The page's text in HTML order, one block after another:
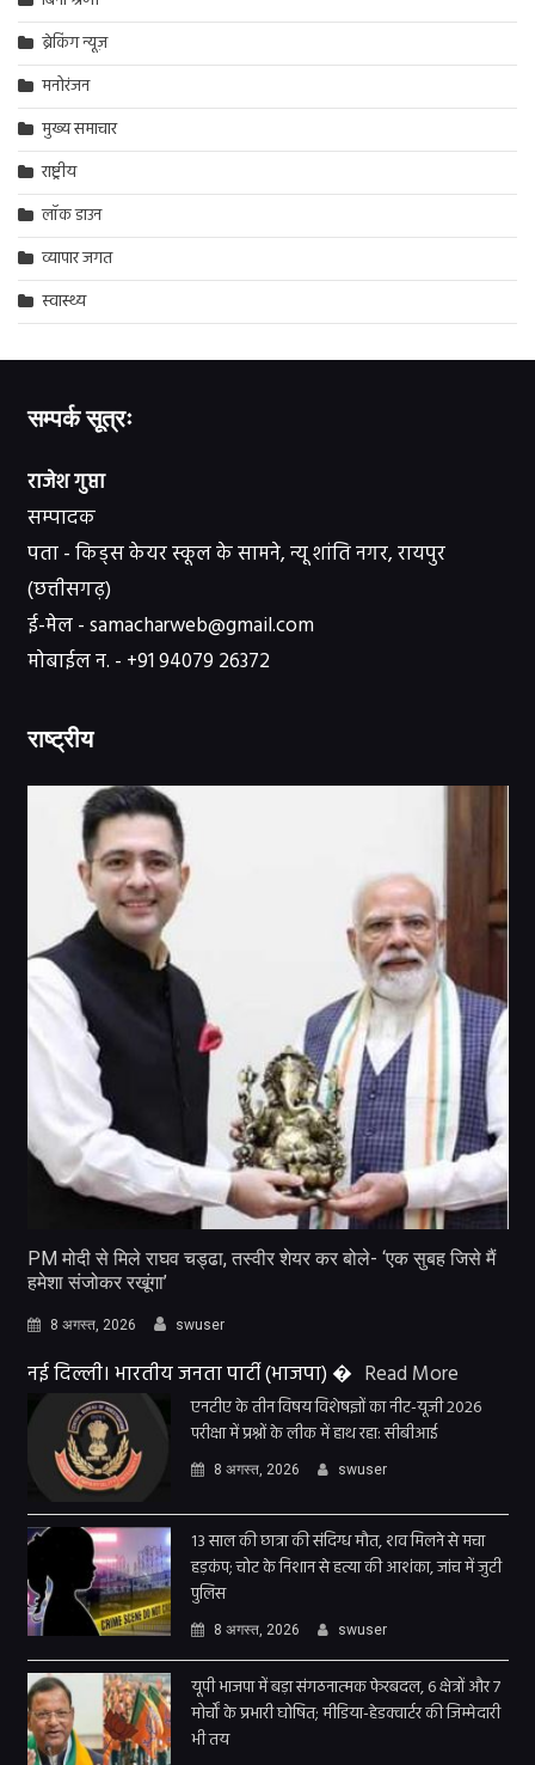
ब्रेकिंग न्यूज़
मनोरंजन
मुख्य समाचार
राष्ट्रीय
लॉक डाउन
व्यापार जगत
स्वास्थ्य
सम्पर्क सूत्रः
राजेश गुप्ता
सम्पादक
पता - किड्स केयर स्कूल के सामने, न्यू शांति नगर, रायपुर
(छत्तीसगढ़)
ई-मेल - samacharweb@gmail.com
मोबाईल न. - +91 94079 26372
राष्ट्रीय
PM मोदी से मिले राघव चड्ढा, तस्वीर शेयर कर बोले- ‘एक सुबह जिसे मैं
हमेशा संजोकर रखूंगा’
8 अगस्त, 2026 swuser
नई दिल्ली। भारतीय जनता पार्टी (भाजपा) � Read More
एनटीए के तीन विषय विशेषज्ञों का नीट-यूजी 2026
परीक्षा में प्रश्नों के लीक में हाथ रहा: सीबीआई
8 अगस्त, 2026 swuser
13 साल की छात्रा की संदिग्ध मौत, शव मिलने से मचा
हड़कंप; चोट के निशान से हत्या की आशंका, जांच में जुटी
पुलिस
8 अगस्त, 2026 swuser
यूपी भाजपा में बड़ा संगठनात्मक फेरबदल, 6 क्षेत्रों और 7
मोर्चों के प्रभारी घोषित; मीडिया-हेडक्वार्टर की जिम्मेदारी
भी तय